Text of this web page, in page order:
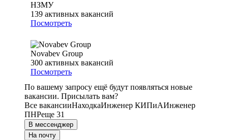
НЗМУ
139 активных вакансий
Посмотреть
Novabev Group
300 активных вакансий
Посмотреть
По вашему запросу ещё будут появляться новые
вакансии. Присылать вам?
Все вакансииНаходкаИнженер КИПиАИнженер
ПНРеще 31
В мессенджер
На почту